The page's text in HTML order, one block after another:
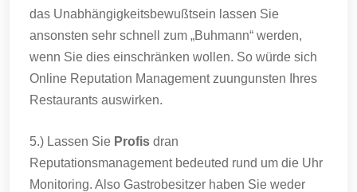
das Unabhängigkeitsbewußtsein lassen Sie
ansonsten sehr schnell zum „Buhmann“ werden,
wenn Sie dies einschränken wollen. So würde sich
Online Reputation Management zuungunsten Ihres
Restaurants auswirken.
5.) Lassen Sie Profis dran
Reputationsmanagement bedeuted rund um die Uhr
Monitoring. Also Gastrobesitzer haben Sie weder